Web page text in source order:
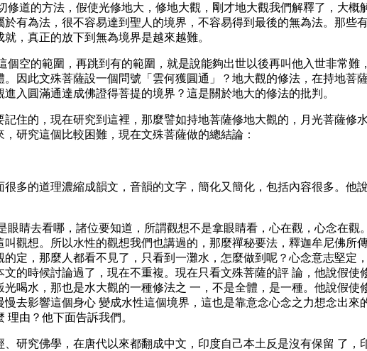
道的方法，假使光修地大，修地大觀，剛才地大觀我們解釋了，大
有為法，很不容易達到聖人的境界，不容易得到最後的無為法。那些
，真正的放下到無為境界是越來越難。
空的範圍，再跳到有的範圍，就是說能夠出世以後再叫他入世非常
因此文殊菩薩設一個問號「雲何獲圓通」？地大觀的修法，在持地菩
入圓滿通達成佛證得菩提的境界？這是關於地大的修法的批判。
住的，現在研究到這裡，那麼譬如持地菩薩修地大觀的，月光菩薩修
研究這個比較困難，現在文殊菩薩做的總結論：
多的道理濃縮成韻文，音韻的文字，簡化又簡化，包括內容很多。他
眼睛去看哪，諸位要知道，所謂觀想不是拿眼睛看，心在觀，心念在觀
觀想。所以水性的觀想我們也講過的，那麼禪秘要法，釋迦牟尼佛所
定，那麼人都看不見了，只看到一灘水，怎麼做到呢？心念意志堅定
的時候討論過了，現在不重複。現在只看文殊菩薩的評 論，他說假
喝水，那也是水大觀的一種修法之 一，不是全體，是一種。他說假
去影響這個身心 變成水性這個境界，這也是靠意念心念之力想念出
由？他下面告訴我們。
、研究佛學，在唐代以來都翻成中文，印度自己本土反是沒有保留 了